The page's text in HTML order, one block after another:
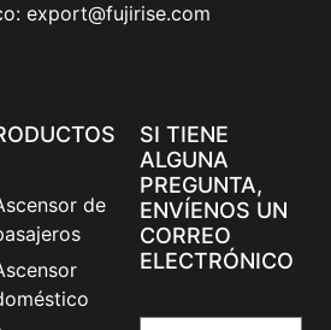
export@fujirise.com
de
SI TIENE
ALGUNA
PREGUNTA,
ENVÍENOS UN
CORREO
ELECTRÓNICO